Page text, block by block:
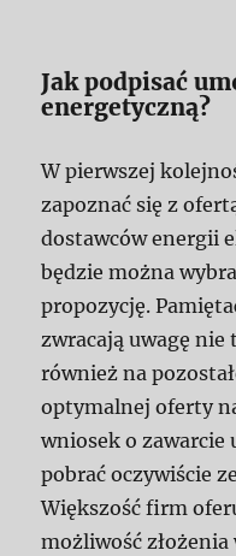
Jak podpisać
energetyczną?
W pierwszej
zapoznać się z
dostawców energii
będzie można
propozycję.
zwracają uwagę nie
również na
optymalnej oferty
wniosek o zawarcie
pobrać oczywiście
Większość firm
możliwość